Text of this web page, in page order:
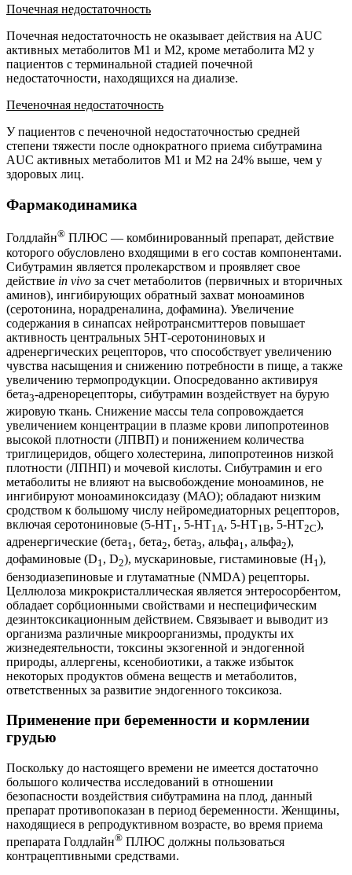
Почечная недостаточность
Почечная недостаточность не оказывает действия на AUC
активных метаболитов M1 и М2, кроме метаболита М2 у
пациентов с терминальной стадией почечной
недостаточности, находящихся на диализе.
Печеночная недостаточность
У пациентов с печеночной недостаточностью средней
степени тяжести после однократного приема сибутрамина
AUC активных метаболитов M1 и М2 на 24% выше, чем у
здоровых лиц.
Фармакодинамика
Голдлайн® ПЛЮС — комбинированный препарат, действие
которого обусловлено входящими в его состав компонентами.
Сибутрамин является пролекарством и проявляет свое
действие in vivo за счет метаболитов (первичных и вторичных
аминов), ингибирующих обратный захват моноаминов
(серотонина, норадреналина, дофамина). Увеличение
содержания в синапсах нейротрансмиттеров повышает
активность центральных 5НТ‑серотониновых и
адренергических рецепторов, что способствует увеличению
чувства насыщения и снижению потребности в пище, а также
увеличению термопродукции. Опосредованно активируя
бета3-адренорецепторы, сибутрамин воздействует на бурую
жировую ткань. Снижение массы тела сопровождается
увеличением концентрации в плазме крови липопротеинов
высокой плотности (ЛПВП) и понижением количества
триглицеридов, общего холестерина, липопротеинов низкой
плотности (ЛПНП) и мочевой кислоты. Сибутрамин и его
метаболиты не влияют на высвобождение моноаминов, не
ингибируют моноаминоксидазу (МАО); обладают низким
сродством к большому числу нейромедиаторных рецепторов,
включая серотониновые (5-HT1, 5-HT1А, 5-HT1В, 5-НТ2С),
адренергические (бета1, бета2, бета3, альфа1, альфа2),
дофаминовые (D1, D2), мускариновые, гистаминовые (H1),
бензодиазепиновые и глутаматные (NMDA) рецепторы.
Целлюлоза микрокристаллическая является энтеросорбентом,
обладает сорбционными свойствами и неспецифическим
дезинтоксикационным действием. Связывает и выводит из
организма различные микроорганизмы, продукты их
жизнедеятельности, токсины экзогенной и эндогенной
природы, аллергены, ксенобиотики, а также избыток
некоторых продуктов обмена веществ и метаболитов,
ответственных за развитие эндогенного токсикоза.
Применение при беременности и кормлении
грудью
Поскольку до настоящего времени не имеется достаточно
большого количества исследований в отношении
безопасности воздействия сибутрамина на плод, данный
препарат противопоказан в период беременности. Женщины,
находящиеся в репродуктивном возрасте, во время приема
препарата Голдлайн® ПЛЮС должны пользоваться
контрацептивными средствами.